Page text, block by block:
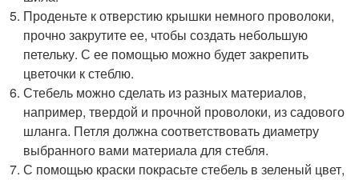
Проденьте к отверстию крышки немного проволоки,
прочно закрутите ее, чтобы создать небольшую
петельку. С ее помощью можно будет закрепить
цветочки к стеблю.
Стебель можно сделать из разных материалов,
например, твердой и прочной проволоки, из садового
шланга. Петля должна соответствовать диаметру
выбранного вами материала для стебля.
С помощью краски покрасьте стебель в зеленый цвет,